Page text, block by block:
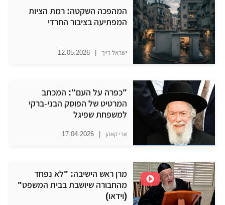
​המהפכה השקטה: רמת הציות
המפתיעה בציבור החרדי
ישראל רייך |
12.05.2026
"כפרה על העם": המכתב
המרטיט של הפוסק הבני-ברקי
למשפחת שפיגל
ארי קאהן |
17.04.2026
מרן ראש הישיבה: "לא נפחד
מהחבורה שיושבת בבית המשפט"
(וידאו)